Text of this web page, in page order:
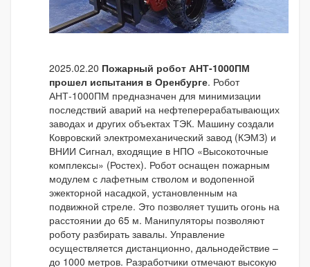
2025.02.20 Пожарный робот АНТ-1000ПМ
прошел испытания в Оренбурге. Робот
АНТ-1000ПМ предназначен для минимизации
последствий аварий на нефтеперерабатывающих
заводах и других объектах ТЭК. Машину создали
Ковровский электромеханический завод (КЭМЗ) и
ВНИИ Сигнал, входящие в НПО «Высокоточные
комплексы» (Ростех). Робот оснащен пожарным
модулем с лафетным стволом и водопенной
эжекторной насадкой, установленным на
подвижной стреле. Это позволяет тушить огонь на
расстоянии до 65 м. Манипуляторы позволяют
роботу разбирать завалы. Управление
осуществляется дистанционно, дальнодействие –
до 1000 метров. Разработчики отмечают высокую